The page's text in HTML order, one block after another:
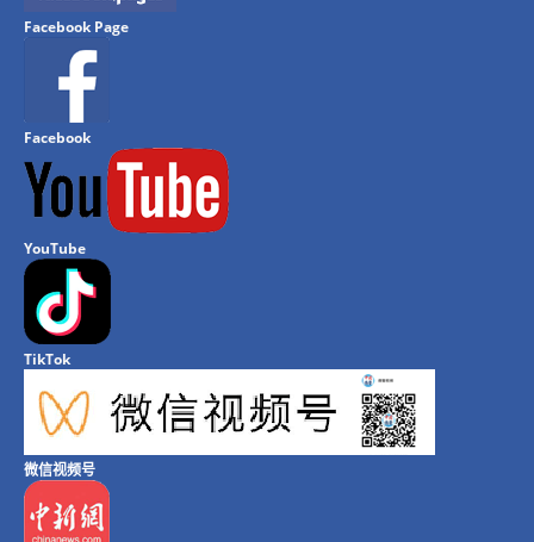
Facebook Page
Facebook
YouTube
TikTok
微信视频号